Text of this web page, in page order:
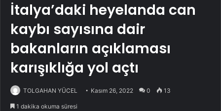
İtalya’daki heyelanda can
kaybı sayısına dair
bakanların açıklaması
karışıklığa yol açtı
TOLGAHAN YÜCEL Kasım 26, 2022 0 13
1 dakika okuma süresi